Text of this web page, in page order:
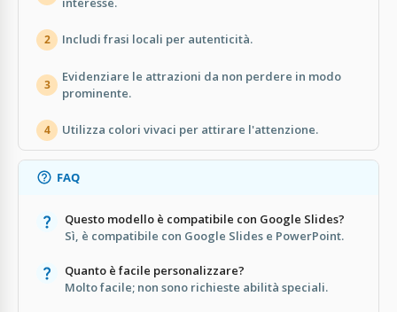
2 Includi frasi locali per autenticità.
3
Evidenziare le attrazioni da non perdere in modo
prominente.
4 Utilizza colori vivaci per attirare l'attenzione.
FAQ
Questo modello è compatibile con Google Slides?
Sì, è compatibile con Google Slides e PowerPoint.
Quanto è facile personalizzare?
Molto facile; non sono richieste abilità speciali.